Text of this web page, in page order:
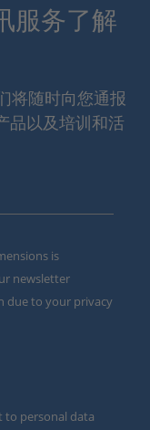
服务了解
将随时向您通报
品以及培训和活
is
newsletter
due to your privacy
to personal data